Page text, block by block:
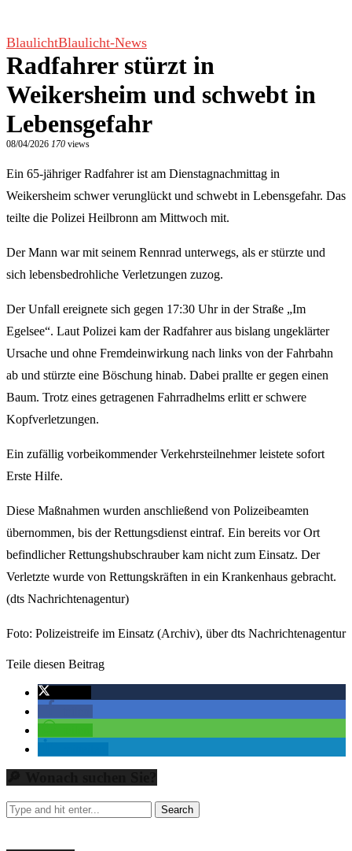
BlaulichtBlaulicht-News
Radfahrer stürzt in
Weikersheim und schwebt in
Lebensgefahr
08/04/2026 170 views
Ein 65-jähriger Radfahrer ist am Dienstagnachmittag in
Weikersheim schwer verunglückt und schwebt in Lebensgefahr. Das
teilte die Polizei Heilbronn am Mittwoch mit.
Der Mann war mit seinem Rennrad unterwegs, als er stürzte und
sich lebensbedrohliche Verletzungen zuzog.
Der Unfall ereignete sich gegen 17:30 Uhr in der Straße „Im
Egelsee“. Laut Polizei kam der Radfahrer aus bislang ungeklärter
Ursache und ohne Fremdeinwirkung nach links von der Fahrbahn
ab und stürzte eine Böschung hinab. Dabei prallte er gegen einen
Baum. Trotz eines getragenen Fahrradhelms erlitt er schwere
Kopfverletzungen.
Ein zufällig vorbeikommender Verkehrsteilnehmer leistete sofort
Erste Hilfe.
Diese Maßnahmen wurden anschließend von Polizeibeamten
übernommen, bis der Rettungsdienst eintraf. Ein bereits vor Ort
befindlicher Rettungshubschrauber kam nicht zum Einsatz. Der
Verletzte wurde von Rettungskräften in ein Krankenhaus gebracht.
(dts Nachrichtenagentur)
Foto: Polizeistreife im Einsatz (Archiv), über dts Nachrichtenagentur
Teile diesen Beitrag